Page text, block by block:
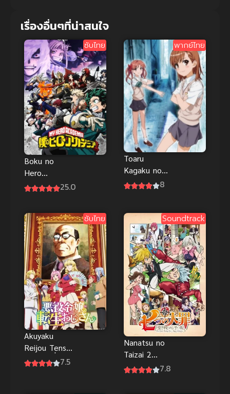
เรื่องอื่นๆที่น่าสนใจ
ซับไทย
Boku no
Hero
Academia 6
ซับไทย
25.0
พากย์ไทย
Toaru
Kagaku no
Railgun
วิทยาศาสตร์
ภาค 1
8
ซับไทย
Akuyaku
Reijou Tensei
Ojisan เมื่อตา
7.5
Soundtrack
Nanatsu no
Taizai 2
Seisen no7.8